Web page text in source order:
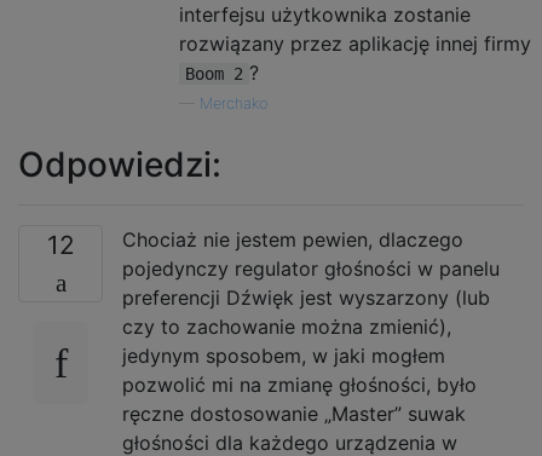
interfejsu użytkownika zostanie
rozwiązany przez aplikację innej firmy
Boom 2 ?
Merchako
Odpowiedzi:
12
Chociaż nie jestem pewien, dlaczego
pojedynczy regulator głośności w panelu
preferencji Dźwięk jest wyszarzony (lub
czy to zachowanie można zmienić),
jedynym sposobem, w jaki mogłem
pozwolić mi na zmianę głośności, było
ręczne dostosowanie „Master” suwak
głośności dla każdego urządzenia w